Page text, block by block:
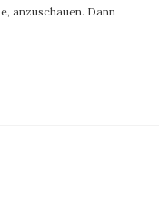
anzuschauen. Dann